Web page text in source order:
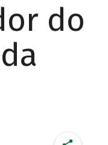
do